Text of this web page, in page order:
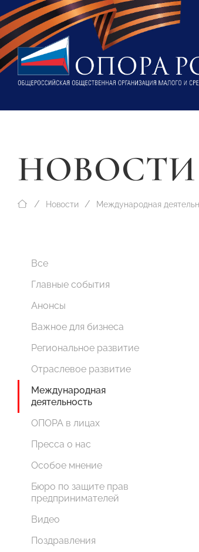
НОВОСТИ
Новости
Все
Главные события
Анонсы
Важное для бизнеса
Региональное развитие
Отраслевое развитие
Международная
деятельность
ОПОРА в лицах
Пресса о нас
Особое мнение
Бюро по защите прав
предпринимателей
Видео
Поздравления